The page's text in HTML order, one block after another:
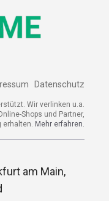
Datenschutz
Wir verlinken u.a.
Shops und Partner,
erhalten. Mehr erfahren.
am Main,